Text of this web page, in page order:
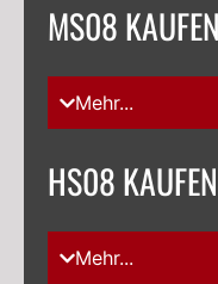
MS08 KAUFEN
Mehr...
HS08 KAUFEN
Mehr...